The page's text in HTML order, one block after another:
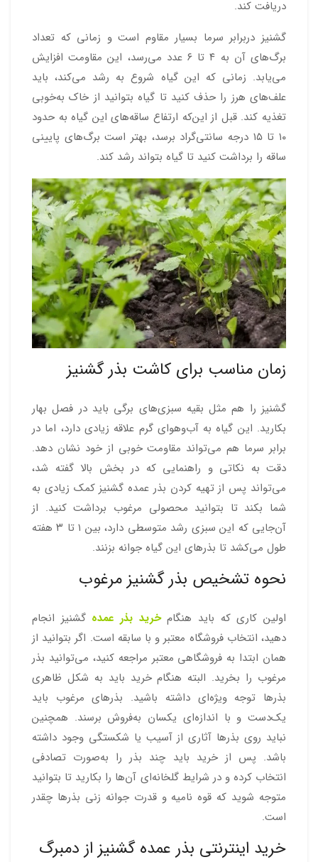
دریافت کند.
گشنیز دربرابر سرما بسیار مقاوم است و زمانی که تعداد
برگ‌های آن به ۴ تا ۶ عدد می‌رسد، این مقاومت افزایش
می‌یابد. زمانی که این گیاه شروع به رشد می‌کند، باید
علف‌های هرز را حذف کنید تا گیاه بتوانید از خاک به‌خوبی
تغذیه کند. قبل از این‌که ارتفاع ساقه‌های این گیاه به حدود
۱۰ تا ۱۵ درجه سانتی‌گراد برسد، بهتر است برگ‌های پایینی
ساقه را برداشت کنید تا گیاه بتواند رشد کند.
زمان مناسب برای کاشت بذر گشنیز
گشنیز را هم مثل بقیه سبزی‌های برگی باید در فصل بهار
بکارید. این گیاه به آب‌وهوای گرم علاقه زیادی دارد، اما در
برابر سرما هم می‌تواند مقاومت خوبی از خود نشان دهد.
دقت به نکاتی و راهنمایی که در بخش بالا گفته شد،
می‌تواند پس از تهیه کردن بذر عمده گشنیز کمک زیادی به
شما بکند تا بتوانید محصولی مرغوب برداشت کنید. از
آن‌جایی که این سبزی رشد متوسطی دارد، بین ۱ تا ۳ هفته
طول می‌کشد تا بذرهای این گیاه جوانه بزنند.
نحوه تشخیص بذر گشنیز مرغوب
اولین کاری که باید هنگامخرید بذر عمده گشنیز انجام
دهید، انتخاب فروشگاه معتبر و با سابقه است. اگر بتوانید از
همان ابتدا به فروشگاهی معتبر مراجعه کنید، می‌توانید بذر
مرغوب را بخرید. البته هنگام خرید باید به شکل ظاهری
بذرها توجه ویژه‌ای داشته باشید. بذرهای مرغوب باید
یک‌دست و با اندازه‌ای یکسان به‌فروش برسند. همچنین
نباید روی بذرها آثاری از آسیب یا شکستگی وجود داشته
باشد. پس از خرید باید چند بذر را به‌صورت تصادفی
انتخاب کرده و در شرایط گلخانه‌ای آن‌ها را بکارید تا بتوانید
متوجه شوید که قوه نامیه و قدرت جوانه زنی بذرها چقدر
است.
خرید اینترنتی بذر عمده گشنیز از دمبرگ